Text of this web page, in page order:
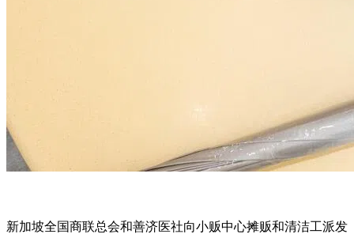
新加坡全国商联总会和善济医社向小贩中心摊贩和清洁工派发